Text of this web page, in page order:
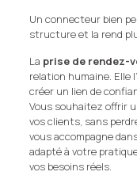
Un connecteur bien
structure et la rend
La prise de rendez-
relation humaine. Elle
créer un lien de
Vous souhaitez offrir
vos clients, sans
vous accompagne
adapté à votre
vos besoins réels.